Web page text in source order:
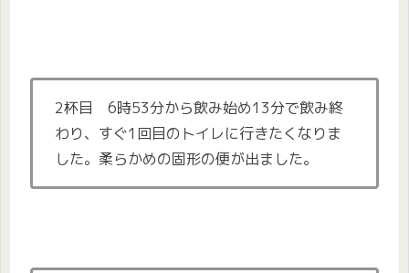
2杯目 6時53分から飲み始め13分で飲み終
わり、すぐ1回目のトイレに行きたくなりま
した。 柔らかめの固形の便が出ました。